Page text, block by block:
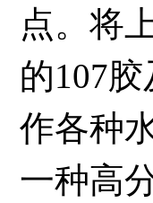
点。将
的107
作各种
一种高